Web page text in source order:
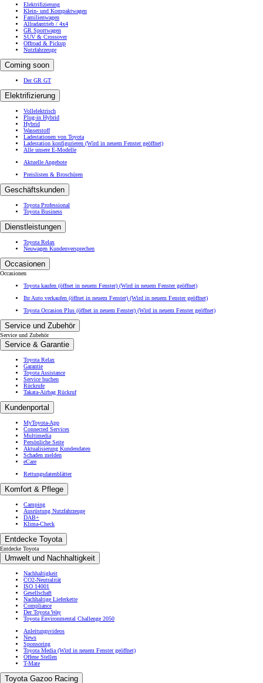
Elektrifizierung
Klein- und Kompaktwagen
Familienwagen
Allradantrieb / 4x4
GR Sportwagen
SUV & Crossover
Offroad & Pickup
Nutzfahrzeuge
Coming soon
Der GR GT
Elektrifizierung
Vollelektrisch
Plug-in Hybrid
Hybrid
Wasserstoff
Ladestationen von Toyota
Ladestation konfigurieren (Wird in neuem Fenster geöffnet)
Alle unsere E-Modelle
Aktuelle Angebote
Preislisten & Broschüren
Geschäftskunden
Toyota Professional
Toyota Business
Dienstleistungen
Toyota Relax
Neuwagen Kundenversprechen
Occasionen
Occasionen
Toyota kaufen (öffnet in neuem Fenster) (Wird in neuem Fenster geöffnet)
Ihr Auto verkaufen (öffnet in neuem Fenster) (Wird in neuem Fenster geöffnet)
Toyota Occasion Plus (öffnet in neuem Fenster) (Wird in neuem Fenster geöffnet)
Service und Zubehör
Service und Zubehör
Service & Garantie
Toyota Relax
Garantie
Toyota Assistance
Service buchen
Rückrufe
Takata-Airbag Rückruf
Kundenportal
MyToyota-App
Connected Services
Multimedia
Persönliche Seite
Aktualisierung Kundendaten
Schaden melden
eCare
Rettungsdatenblätter
Komfort & Pflege
Camping
Ausrüstung Nutzfahrzeuge
DAB+
Klima-Check
Entdecke Toyota
Entdecke Toyota
Umwelt und Nachhaltigkeit
Nachhaltigkeit
CO2-Neutralität
ISO 14001
Gesellschaft
Nachhaltige Lieferkette
Compliance
Der Toyota Way
Toyota Environmental Challenge 2050
Anleitungsvideos
News
Sponsoring
Toyota Media (Wird in neuem Fenster geöffnet)
Offene Stellen
T-Mate
Toyota Gazoo Racing